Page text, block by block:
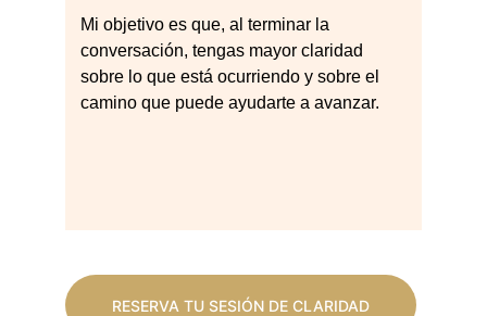
Mi objetivo es que, al terminar la
conversación, tengas mayor claridad
sobre lo que está ocurriendo y sobre el
camino que puede ayudarte a avanzar.
RESERVA TU SESIÓN DE CLARIDAD